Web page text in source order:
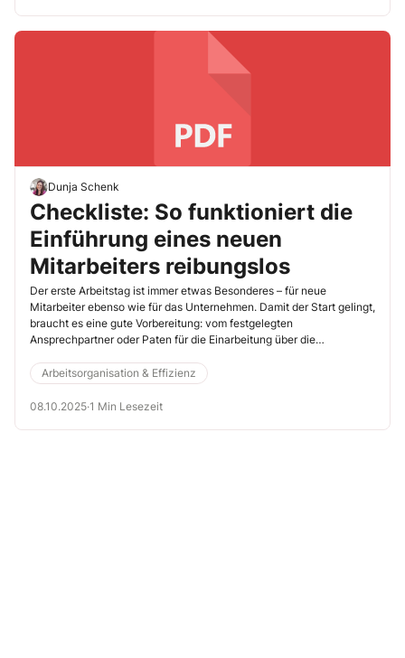
Dunja Schenk
Checkliste: So funktioniert die
Einführung eines neuen
Mitarbeiters reibungslos
Der erste Arbeitstag ist immer etwas Besonderes – für neue
Mitarbeiter ebenso wie für das Unternehmen. Damit der Start gelingt,
braucht es eine gute Vorbereitung: vom festgelegten
Ansprechpartner oder Paten für die Einarbeitung über die
kleinen Details, die für einen positiven ersten Eindruck sorgen.
Unsere Checkliste zeigt, worauf es ankommt, damit neue Kollegen
motiviert und gut begleitet in ihre Aufgaben starten können.
Arbeitsorganisation & Effizienz
08.10.2025·1 Min Lesezeit